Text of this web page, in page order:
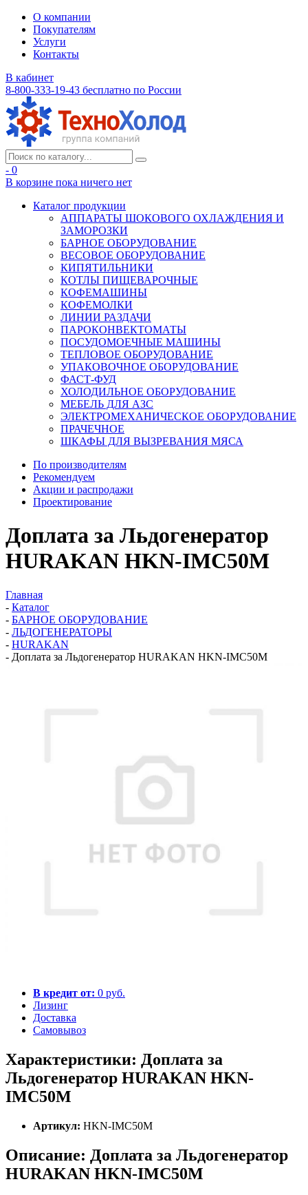
О компании
Покупателям
Услуги
Контакты
В кабинет
8-800-333-19-43 бесплатно по России
- 0
В корзине пока ничего нет
Каталог продукции
АППАРАТЫ ШОКОВОГО ОХЛАЖДЕНИЯ И
ЗАМОРОЗКИ
БАРНОЕ ОБОРУДОВАНИЕ
ВЕСОВОЕ ОБОРУДОВАНИЕ
КИПЯТИЛЬНИКИ
КОТЛЫ ПИЩЕВАРОЧНЫЕ
КОФЕМАШИНЫ
КОФЕМОЛКИ
ЛИНИИ РАЗДАЧИ
ПАРОКОНВЕКТОМАТЫ
ПОСУДОМОЕЧНЫЕ МАШИНЫ
ТЕПЛОВОЕ ОБОРУДОВАНИЕ
УПАКОВОЧНОЕ ОБОРУДОВАНИЕ
ФАСТ-ФУД
ХОЛОДИЛЬНОЕ ОБОРУДОВАНИЕ
МЕБЕЛЬ ДЛЯ АЗС
ЭЛЕКТРОМЕХАНИЧЕСКОЕ ОБОРУДОВАНИЕ
ПРАЧЕЧНОЕ
ШКАФЫ ДЛЯ ВЫЗРЕВАНИЯ МЯСА
По производителям
Рекомендуем
Акции и распродажи
Проектирование
Доплата за Льдогенератор
HURAKAN HKN-IMC50M
Главная
- Каталог
- БАРНОЕ ОБОРУДОВАНИЕ
- ЛЬДОГЕНЕРАТОРЫ
- HURAKAN
- Доплата за Льдогенератор HURAKAN HKN-IMC50M
В кредит от: 0 руб.
Лизинг
Доставка
Самовывоз
Характеристики: Доплата за
Льдогенератор HURAKAN HKN-
IMC50M
Артикул: HKN-IMC50M
Описание: Доплата за Льдогенератор
HURAKAN HKN-IMC50M